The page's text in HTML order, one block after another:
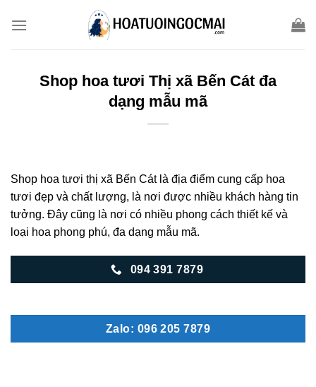
Shop hoa tươi Thị xã Bến Cát đa
dạng mẫu mã
Shop hoa tươi thị xã Bến Cát là địa điểm cung cấp hoa
tươi đẹp và chất lượng, là nơi được nhiều khách hàng tin
tưởng. Đây cũng là nơi có nhiều phong cách thiết kế và
loại hoa phong phú, đa dạng mẫu mã.
094 391 7879
Zalo: 096 205 7879